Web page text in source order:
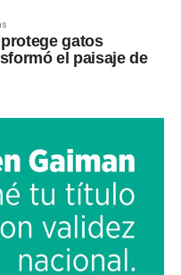
gatos
el paisaje de